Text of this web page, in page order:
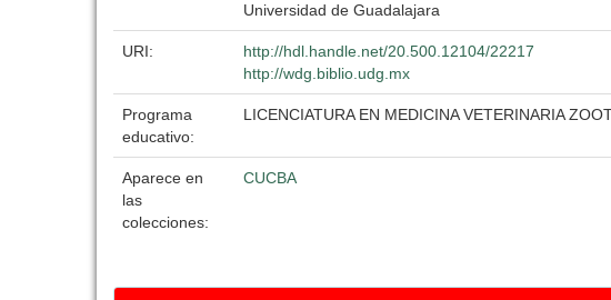
Universidad de Guadalajara
URI:
http://hdl.handle.net/20.500.12104/22217
http://wdg.biblio.udg.mx
Programa
educativo:
LICENCIATURA EN MEDICINA VETERINARIA
Aparece en
las
colecciones:
CUCBA